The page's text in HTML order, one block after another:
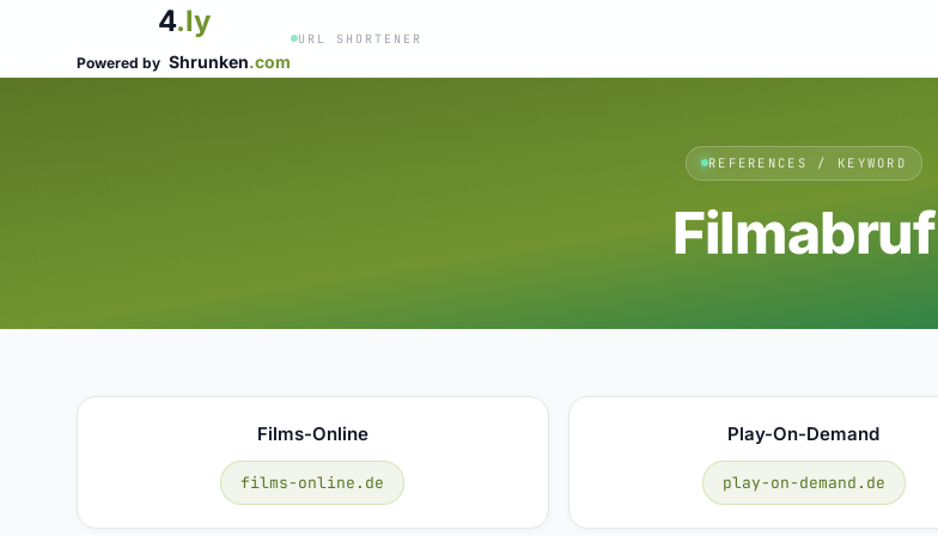
4.ly
Powered by Shrunken.com
URL SHORTENER
REFERENCES / KEYWORD
Filmabruf
Films-Online
films-online.de
Play-On-Demand
play-on-demand.de